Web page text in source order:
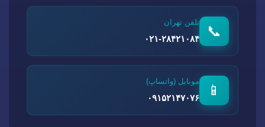
📞
تلفن تهران
۰۲۱-۲۸۴۲۱۰۸۴
📱
موبایل (واتساپ)
۰۹۱۵۲۱۴۷۰۷۶